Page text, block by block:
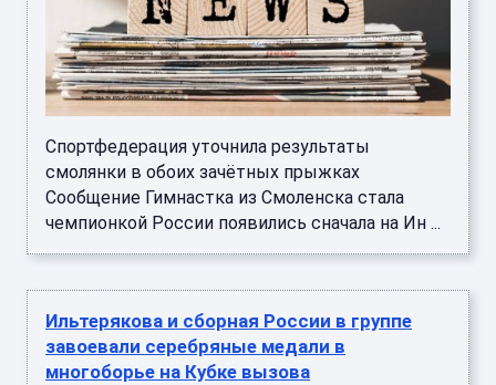
Спортфедерация уточнила результаты
смолянки в обоих зачётных прыжках
Сообщение Гимнастка из Смоленска стала
чемпионкой России появились сначала на Ин ...
Ильтерякова и сборная России в группе
завоевали серебряные медали в
многоборье на Кубке вызова